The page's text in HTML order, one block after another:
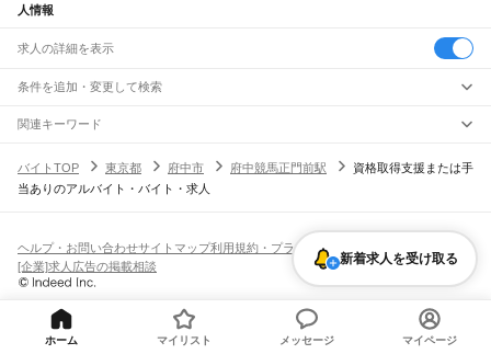
人情報
求人の詳細を表示
条件を追加・変更して検索
市区町村を追加・変更
東京都すべて
東京23区すべて
江戸川区
八王子市立川市武蔵野市 昭島市調布市
小平市日野市
東久留米市
多摩市 あきる野市 大島町利島村
新島村
御蔵島村 青ヶ島村小笠原村
駅を追加・変更
JR山手線
大崎駅五反田駅目黒駅恵比寿駅 代々木駅新宿駅新大久保駅
高田馬場駅
田端駅西日暮里駅日暮里駅鶯谷駅
高輪ゲートウェイ駅
品川駅
職種を追加・変更
飲食・フードサービスすべて
ホールスタッフキッチンスタッフ 皿洗い・洗い場 精肉・鮮魚加工給食調理
パン屋（ベーカリー）
バー（BAR）・バーテンダー
営業・販売
営業・販売
人気
日払いOK高校生歓迎 髪型・髪色自由
勤務期間
短期単発・1日OK
期間限定（春夏冬休み等）
雇用形態を追加・変更
正社員
契約社員
都道府県を変更
関連キーワード
バイトTOP
東京都 府中市 府中競馬正門前駅
資格取得支援または手
当ありのアルバイト・バイト・求人
新着求人を受け取る
ヘルプ・お問い合わせサイトマップ利用規約・プライバシーポリシー
[企業]求人広告の掲載相談
ホーム マイリスト メッセージ マイページ